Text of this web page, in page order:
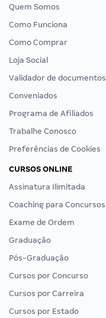
Quem Somos
Como Funciona
Como Comprar
Loja Social
Validador de documentos
Conveniados
Programa de Afiliados
Trabalhe Conosco
Preferências de Cookies
CURSOS ONLINE
Assinatura Ilimitada
Coaching para Concursos
Exame de Ordem
Graduação
Pós-Graduação
Cursos por Concurso
Cursos por Carreira
Cursos por Estado